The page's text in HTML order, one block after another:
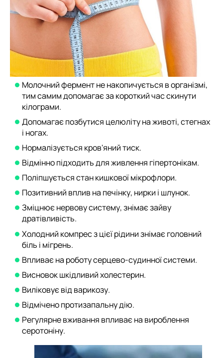
Молочний фермент не накопичується в організмі,
тим самим допомагає за короткий час скинути
кілограми.
Допомагає позбутися целюліту на животі, стегнах
і ногах.
Нормалізується кров'яний тиск.
Відмінно підходить для живлення гіпертонікам.
Поліпшується стан кишкової мікрофлори.
Позитивний вплив на печінку, нирки і шлунок.
Зміцнює нервову систему, знімає зайву
дратівливість.
Холодний компрес з цієї рідини знімає головний
біль і мігрень.
Впливає на роботу серцево-судинної системи.
Висновок шкідливий холестерин.
Виліковує від варикозу.
Відмічено протизапальну дію.
Регулярне вживання впливає на вироблення
серотоніну.